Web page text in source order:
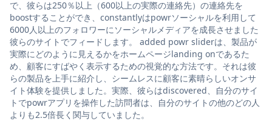
で、彼らは250％以上（600以上の実際の連絡先）の連絡先を
boostすることができ、constantlyはpowrソーシャルを利用して
6000人以上のフォロワーにソーシャルメディアを成長させました
彼らのサイトでフィードします。 added powr sliderは、製品が
実際にどのように見えるかをホームページlanding onであるた
め、顧客にすばやく表示するための視覚的な方法です。それは彼
らの製品を上手に紹介し、シームレスに顧客に素晴らしいオンサ
イト体験を提供しました。実際、彼らはdiscovered、自分のサイ
トでpowrアプリを操作した訪問者は、自分のサイトの他のどの人
よりも2.5倍長く関与していました。